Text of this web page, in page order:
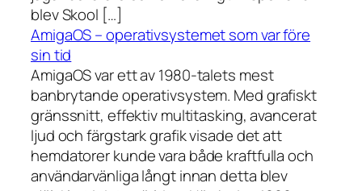
blev Skool […]
AmigaOS – operativsystemet som var före
sin tid
AmigaOS var ett av 1980-talets mest
banbrytande operativsystem. Med grafiskt
gränssnitt, effektiv multitasking, avancerat
ljud och färgstark grafik visade det att
hemdatorer kunde vara både kraftfulla och
användarvänliga långt innan detta blev